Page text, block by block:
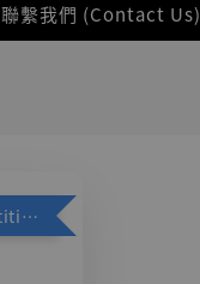
聯繫我們 (Contact Us)
加購優惠【Competitive Toys 梅西 [CM001]】